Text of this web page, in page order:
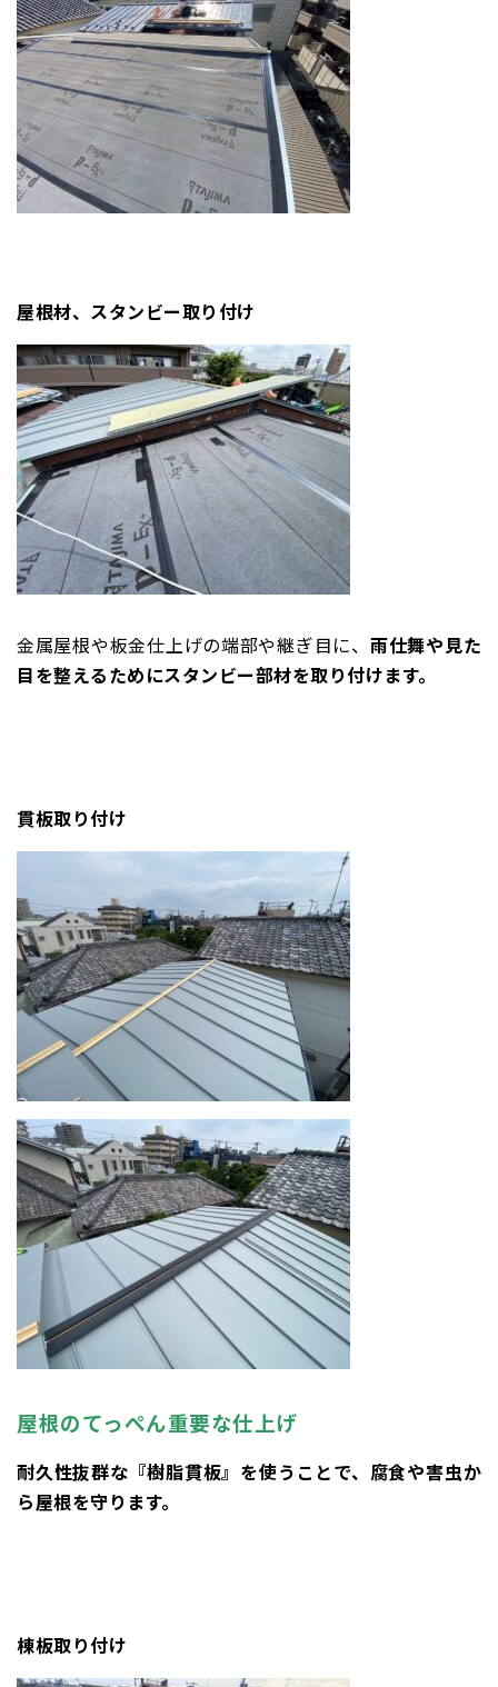
屋根材、スタンビー取り付け
金属屋根や板金仕上げの端部や継ぎ目に、 雨仕舞や見た
目を整えるためにスタンビー部材を取り付けます。
貫板取り付け
屋根のてっぺん重要な仕上げ
耐久性抜群な『樹脂貫板』を使うことで、腐食や害虫か
ら屋根を守ります。
棟板取り付け